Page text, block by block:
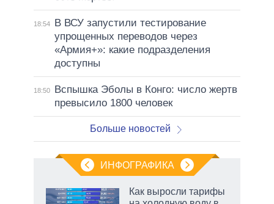
18:54
В ВСУ запустили тестирование
упрощенных переводов через
«Армия+»: какие подразделения
доступны
18:50
Вспышка Эболы в Конго: число жертв
превысило 1800 человек
Больше новостей
ИНФОГРАФИКА
Как выросли тарифы